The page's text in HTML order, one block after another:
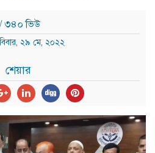
/ ৩৪০ ভিউ
২৯ মে, ২০২২
শেয়ার